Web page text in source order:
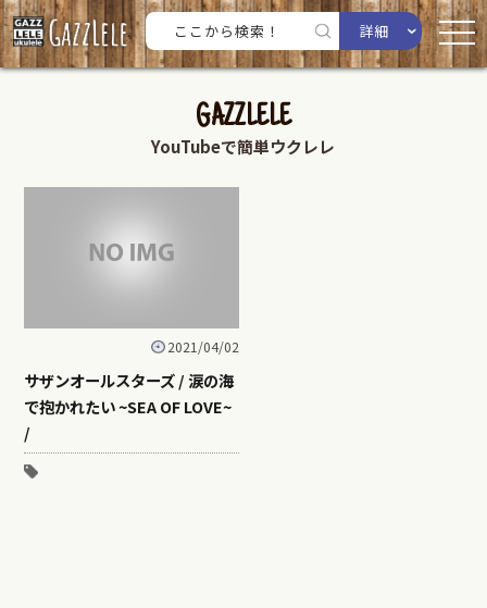
詳細
GAZZLELE
YouTubeで簡単ウクレレ
2021/04/02
サザンオールスターズ / 涙の海
で抱かれたい ~SEA OF LOVE~
/